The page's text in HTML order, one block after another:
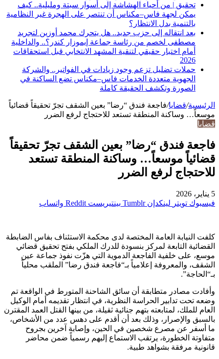
تحقيق | من أحياء الهشاشة إلى أسوار سبتة ومليلية.. كيف
يمكن لجهة فاس–مكناس أن تنتصر على الهجرة غير النظامية
بالتنمية بدل الانتظار؟
بعد انتقاله إلى حزب جديد.. هل يتحرك محمد أوزين لتجريد
مصطفى لخصم من رئاسة جماعة إيموزار كندر؟.. والداخلية
أمام اختبار حقيقي لتنقية المشهد الانتخابي قبل استحقاقات
2026
حملات تضليل تزعم وجود زيادات في الفواتير.. والشركة
الجهوية متعددة الخدمات فاس–مكناس تضع الساكنة في
الصورة وتكشف الحقيقة كاملة
الرئيسية/قضايا/فاجعة فندق “رضا” بعين الشقف تجرّ تحقيقاً قضائياً
موسعاً… وساكنة المنطقة تستعد للاحتجاج لرفع الضرر
قضايا
فاجعة فندق “رضا” بعين الشقف تجرّ تحقيقاً
قضائياً موسعاً… وساكنة المنطقة تستعد
للاحتجاج لرفع الضرر
5 يناير، 2026
فيسبوك تويتر لينكدإن بينتيريست واتساب
كلفت النيابة العامة المختصة لدى محكمة الاستئناف بفاس الضابطة
القضائية التابعة لمركز بنسودة للدرك الملكي بفتح تحقيق قضائي
موسع، على خلفية الفاجعة الدموية التي هزّت نفوذ جماعة عين
الشقف، والمعروفة إعلامياً بـ“فاجعة فندق رضا” الملقب محلياً
بـ“الحاجة”.
وأفادت مصادر متطابقة أن سائق الشاحنة المتورط في الواقعة تم
وضعه تحت تدابير الحراسة النظرية، في انتظار تقديمه أمام الوكيل
العام للملك، لمتابعته بتهم جنائية ثقيلة، من بينها القتل العمد المقترن
بالسبق والإصرار، وذلك بعد أن أقدم على دهس عدد من الأشخاص،
ما أسفر عن مصرع شخصين في الحين، وإصابة آخرين بجروح
متفاوتة الخطورة، يرتقب الاستماع إليهم رسمياً ضمن محاضر
قانونية مرفقة بشواهد طبية.